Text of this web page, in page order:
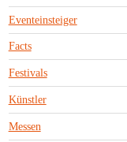
Eventeinsteiger
Facts
Festivals
Künstler
Messen